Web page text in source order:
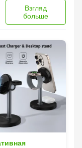
Взгляд
больше